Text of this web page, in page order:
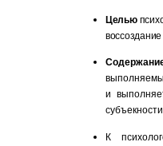
Целью
и
К